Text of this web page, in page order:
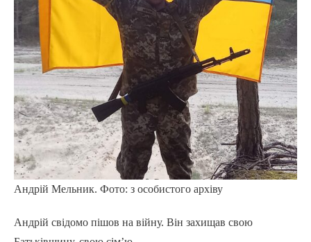
Андрій Мельник. Фото: з особистого архіву
Андрій свідомо пішов на війну. Він захищав свою